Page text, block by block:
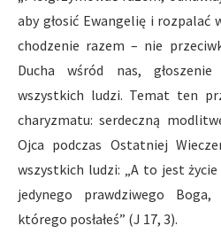
aby głosić Ewangelię i rozpalać
chodzenie razem – nie
Ducha wśród nas,
wszystkich ludzi. Temat ten
charyzmatu: serdeczną
Ojca podczas Ostatniej
wszystkich ludzi: „A to jest
jedynego prawdziwego
którego posłałeś” (J 17, 3).